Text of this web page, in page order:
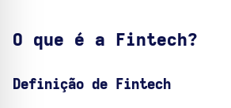
O que é a Fintech?
Definição de Fintech